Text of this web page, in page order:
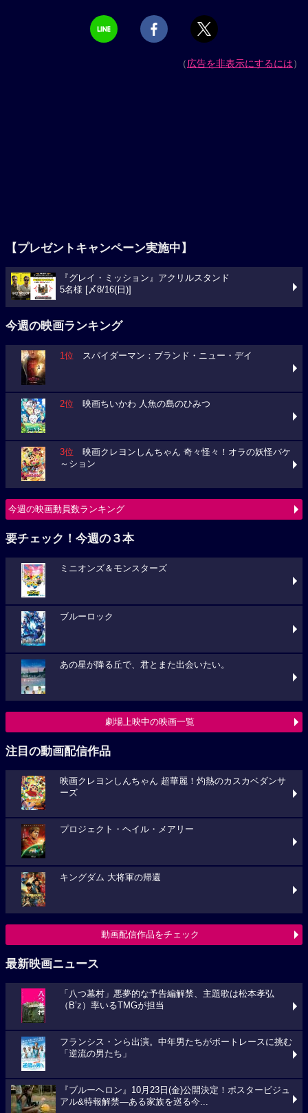
（広告を非表示にするには）
【プレゼントキャンペーン実施中】
『グレイ・ミッション』アクリルスタンド
5名様 [〆8/16(日)]
今週の映画ランキング
1位 スパイダーマン：ブランド・ニュー・デイ
2位 映画ちいかわ 人魚の島のひみつ
3位 映画クレヨンしんちゃん 奇々怪々！オラの妖怪バケ
～ション
今週の映画動員数ランキング
要チェック！今週の３本
ミニオンズ＆モンスターズ
ブルーロック
あの星が降る丘で、君とまた出会いたい。
劇場上映中の映画一覧
注目の動画配信作品
映画クレヨンしんちゃん 超華麗！灼熱のカスカベダンサ
ーズ
プロジェクト・ヘイル・メアリー
キングダム 大将軍の帰還
動画配信作品をチェック
最新映画ニュース
「八つ墓村」悪夢的な予告編解禁、主題歌は松本孝弘
（B’z）率いるTMGが担当
フランシス・ンら出演。中年男たちがボートレースに挑む
「逆流の男たち」
『ブルーヘロン』10月23日(金)公開決定！ポスタービジュ
アル&特報解禁―ある家族を巡る今...